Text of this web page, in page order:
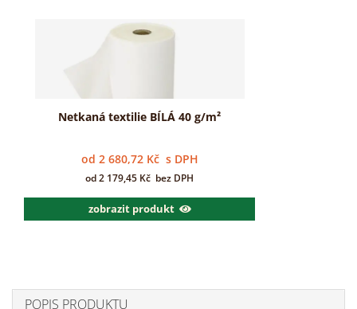
Netkaná textilie BÍLÁ 40 g/m²
od 2 680,72 Kč s DPH
od2 179,45 Kč bez DPH
zobrazit produkt
POPIS PRODUKTU